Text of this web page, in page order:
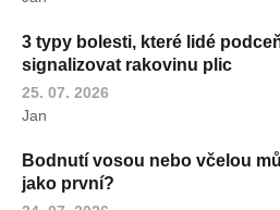
3 typy bolesti, které lidé
signalizovat rakovinu plic
25. 07. 2026
Jan
Bodnutí vosou nebo včelou
jako první?